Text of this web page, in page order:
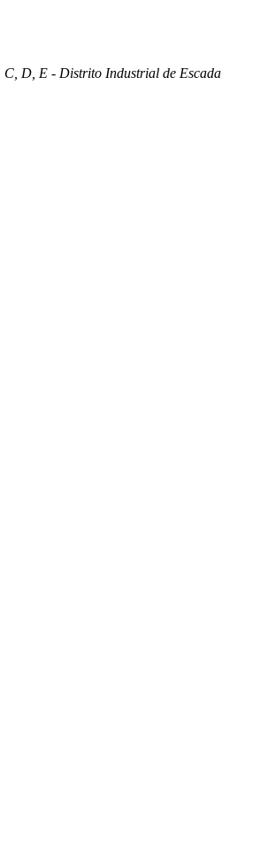
C, D, E - Distrito Industrial de Escada